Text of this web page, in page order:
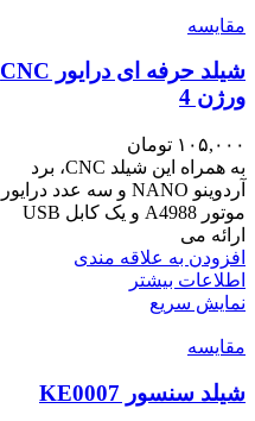
مقايسه
شیلد حرفه ای درایور CNC
ورژن 4
۱۰۵,۰۰۰ تومان
به همراه این شیلد CNC، برد
آردوینو NANO و سه عدد درایور
موتور A4988 و یک کابل USB
ارائه می
افزودن به علاقه مندی
اطلاعات بیشتر
نمایش سریع
مقايسه
شیلد سنسور KE0007